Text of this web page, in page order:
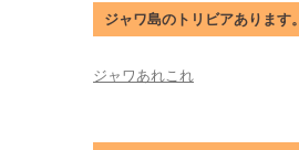
ジャワ島のトリビアあります。
ジャワあれこれ